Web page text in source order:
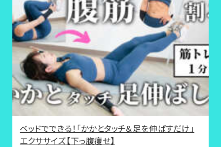
ベッドでできる！「かかとタッチ＆足を伸ばすだけ」
エクササイズ【下っ腹痩せ】